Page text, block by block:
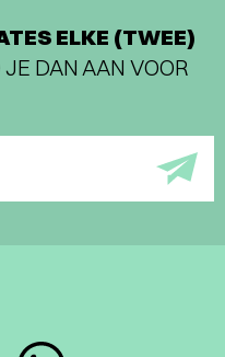
ELKE (TWEE)
DAN AAN VOOR